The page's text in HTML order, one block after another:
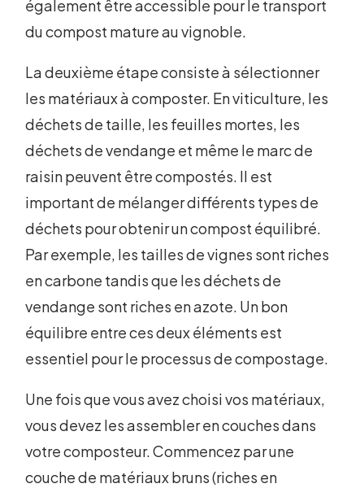
également être accessible pour le transport
du compost mature au vignoble.
La deuxième étape consiste à sélectionner
les matériaux à composter. En viticulture, les
déchets de taille, les feuilles mortes, les
déchets de vendange et même le marc de
raisin peuvent être compostés. Il est
important de mélanger différents types de
déchets pour obtenir un compost équilibré.
Par exemple, les tailles de vignes sont riches
en carbone tandis que les déchets de
vendange sont riches en azote. Un bon
équilibre entre ces deux éléments est
essentiel pour le processus de compostage.
Une fois que vous avez choisi vos matériaux,
vous devez les assembler en couches dans
votre composteur. Commencez par une
couche de matériaux bruns (riches en